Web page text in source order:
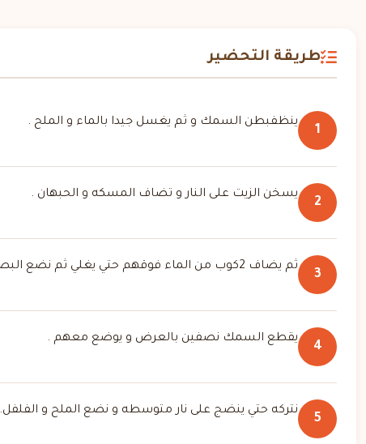
طريقة التحضير
1
ينظفبطن السمك و ثم يغسل جيدا بالماء و الملح .
2
يسخن الزيت على النار و تضاف المسكه و الحبهان .
3
ثم يضاف 2كوب من الماء فوقهم حتي يغلي ثم نضع البصل.
4
يقطع السمك نصفين بالعرض و يوضع معهم .
5
نتركه حتي ينضج على نار متوسطه و نضع الملح و الفلفل.